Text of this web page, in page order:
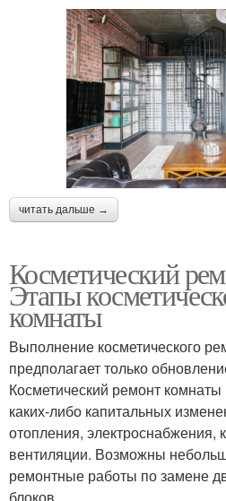
читать дальше →
Косметический
Этапы
комнаты
Выполнение косметического
предполагает только
Косметический ремонт
каких-либо капитальных
отопления, электроснабжения,
вентиляции. Возможны
ремонтные работы по замене
блоков.